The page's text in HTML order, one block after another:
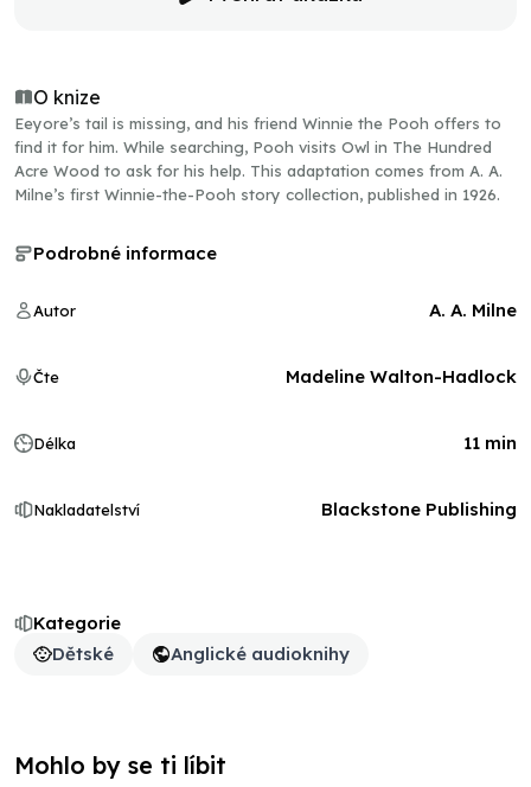
O knize
Eeyore’s tail is missing, and his friend Winnie the Pooh offers to
find it for him. While searching, Pooh visits Owl in The Hundred
Acre Wood to ask for his help. This adaptation comes from A. A.
Milne’s first Winnie-the-Pooh story collection, published in 1926.
Kategorie
Dětské
Anglické audioknihy
Podrobné informace
Autor A. A. Milne
Čte Madeline Walton-Hadlock
Délka 11 min
Nakladatelství Blackstone Publishing
Mohlo by se ti líbit